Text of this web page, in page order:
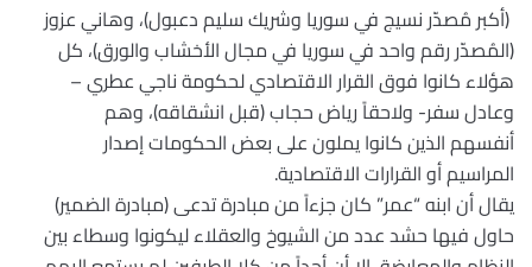
(أكبر مُصدّر نسيج في سوريا وشريك سليم دعبول)، وهاني عزوز
(المُصدّر رقم واحد في سوريا في مجال الأخشاب والورق)، كل
هؤلاء كانوا فوق القرار الاقتصادي لحكومة ناجي عطري –
وعادل سفر- ولاحقاً رياض حجاب (قبل انشقاقه)، وهم
أنفسهم الذين كانوا يملون على بعض الحكومات إصدار
المراسيم أو القرارات الاقتصادية.
يقال أن ابنه “عمر” كان جزءاً من مبادرة تدعى (مبادرة الضمير)
حاول فيها حشد عدد من الشيوخ والعقلاء ليكونوا وسطاء بين